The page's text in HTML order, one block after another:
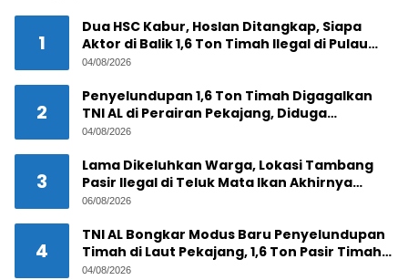
1
Dua HSC Kabur, Hoslan Ditangkap, Siapa
Aktor di Balik 1,6 Ton Timah Ilegal di Pulau
Pekajang ?
04/08/2026
2
Penyelundupan 1,6 Ton Timah Digagalkan
TNI AL di Perairan Pekajang, Diduga
Melibatkan Jaringan Internasional
04/08/2026
3
Lama Dikeluhkan Warga, Lokasi Tambang
Pasir Ilegal di Teluk Mata Ikan Akhirnya
Digerebek
06/08/2026
4
TNI AL Bongkar Modus Baru Penyelundupan
Timah di Laut Pekajang, 1,6 Ton Pasir Timah
Disembunyikan di Bawah Kerambah, Diduga
04/08/2026